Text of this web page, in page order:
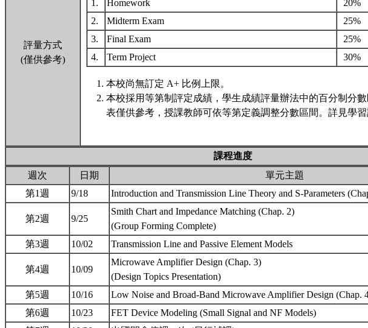
評量方式
(僅供參考)
1.
Homework
20%
2.
Midterm Exam
25%
3.
Final Exam
25%
4.
Term Project 30%
本校尚無訂定 A+ 比例上限。
本校採用等第制評定成績，學生成績評量辦法中的百分制分
表僅供參考，授課教師可依等第定義調整分數區間。詳見學
課程進度
週次
日期
單元主題
第1週
9/18 Introduction and Transmission Line Theory and S-Parameters
第2週 9/25
Smith Chart and Impedance Matching (Chap. 2)
(Group Forming Complete)
第3週
10/02 Transmission Line and Passive Element Models
第4週 10/09
Microwave Amplifier Design (Chap. 3)
(Design Topics Presentation)
第5週
10/16
Low Noise and Broad-Band Microwave Amplifier Design (Chap.
第6週
10/23
FET Device Modeling (Small Signal and NF Models)